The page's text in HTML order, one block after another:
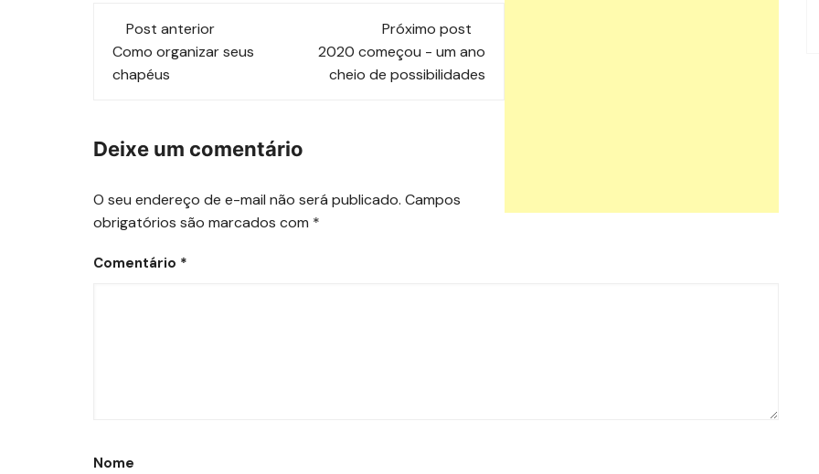
Navegação
de
Post anterior
Como organizar seus
chapéus
Próximo post
2020 começou - um ano
cheio de possibilidades
Deixe um comentário
O seu endereço de e-mail não será publicado. Campos
obrigatórios são marcados com *
Comentário *
Nome